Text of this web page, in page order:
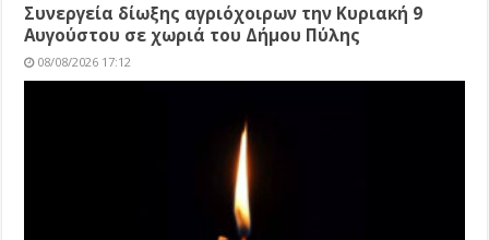
Συνεργεία δίωξης αγριόχοιρων την Κυριακή 9
Αυγούστου σε χωριά του Δήμου Πύλης
08/08/2026 17:12